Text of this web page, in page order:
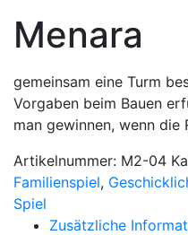
Menara
gemeinsam eine Turm
Vorgaben beim Bauen
man gewinnen, wenn
Artikelnummer: M2-04
Familienspiel,
Spiel
Zusätzliche